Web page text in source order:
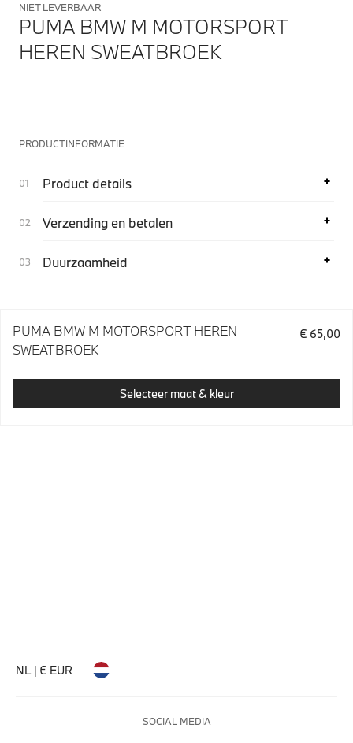
NIET LEVERBAAR
PUMA BMW M MOTORSPORT
HEREN SWEATBROEK
PRODUCTINFORMATIE
Product details
Verzending en betalen
Duurzaamheid
PUMA BMW M MOTORSPORT HEREN
SWEATBROEK
€ 65,00
Selecteer maat & kleur
NL | € EUR
SOCIAL MEDIA